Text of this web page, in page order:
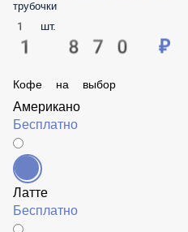
1 шт.
1 870 ₽
Бесплатно
Латте
Бесплатно